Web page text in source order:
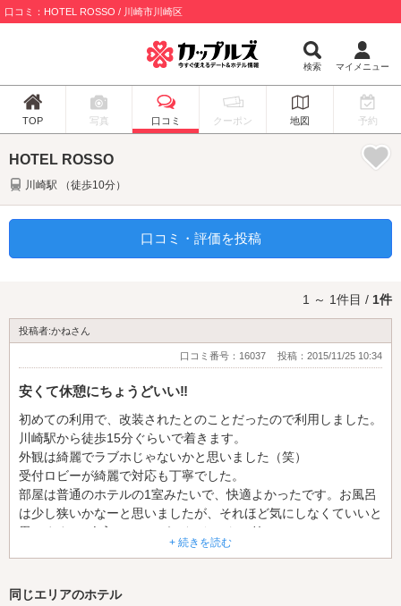
口コミ：HOTEL ROSSO / 川崎市川崎区
検索 マイメニュー
TOP 写真 口コミ クーポン 地図 予約
HOTEL ROSSO
川崎駅 （徒歩10分）
口コミ・評価を投稿
1 ～ 1件目 / 1件
投稿者:かねさん
口コミ番号：16037 投稿：2015/11/25 10:34
安くて休憩にちょうどいい‼
初めての利用で、改装されたとのことだったので利用しました。
川崎駅から徒歩15分ぐらいで着きます。
外観は綺麗でラブホじゃないかと思いました（笑）
受付ロビーが綺麗で対応も丁寧でした。
部屋は普通のホテルの1室みたいで、快適よかったです。お風呂
は少し狭いかなーと思いましたが、それほど気にしなくていいと
思います。2人入ってちょうどみたいな（笑）
アメニティも充実しててよかったです。
+ 続きを読む
同じエリアのホテル